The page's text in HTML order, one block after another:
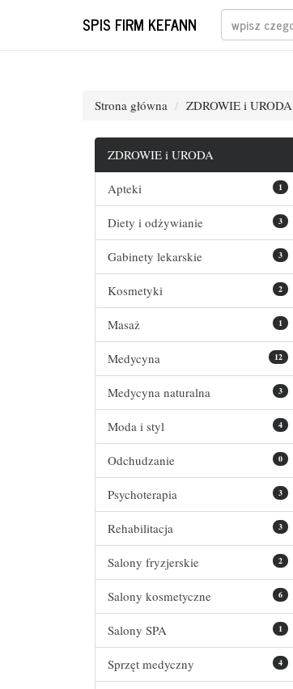
SPIS FIRM KEFANN
Strona główna ZDROWIE i URODA
ZDROWIE i URODA
1
Apteki
3
Diety i odżywianie
3
Gabinety lekarskie
2
Kosmetyki
1
Masaż
12
Medycyna
3
Medycyna naturalna
4
Moda i styl
0
Odchudzanie
3
Psychoterapia
3
Rehabilitacja
2
Salony fryzjerskie
6
Salony kosmetyczne
1
Salony SPA
4
Sprzęt medyczny